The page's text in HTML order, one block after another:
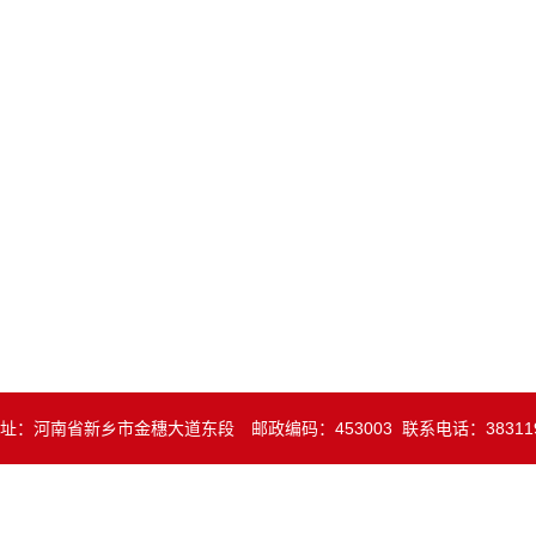
：河南省新乡市金穗大道东段 邮政编码：453003 联系电话：